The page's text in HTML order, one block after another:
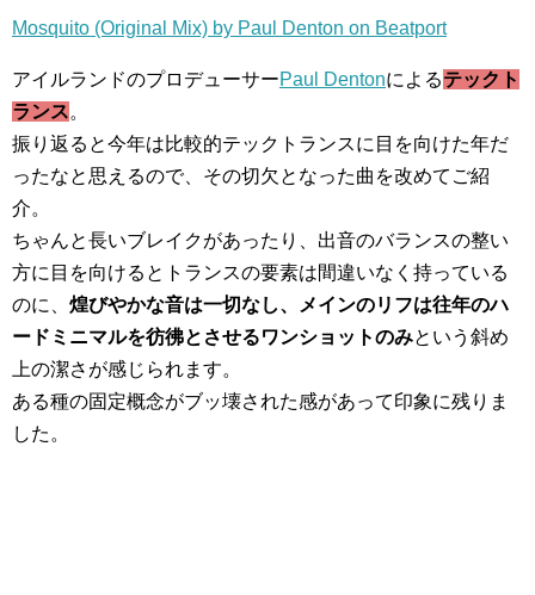
Mosquito (Original Mix) by Paul Denton on Beatport
アイルランドのプロデューサーPaul Dentonによるテックト
ランス。
振り返ると今年は比較的テックトランスに目を向けた年だ
ったなと思えるので、その切欠となった曲を改めてご紹
介。
ちゃんと長いブレイクがあったり、出音のバランスの整い
方に目を向けるとトランスの要素は間違いなく持っている
のに、 煌びやかな音は一切なし、メインのリフは往年のハ
ードミニマルを彷彿とさせるワンショットのみという斜め
上の潔さが感じられます。
ある種の固定概念がブッ壊された感があって印象に残りま
した。